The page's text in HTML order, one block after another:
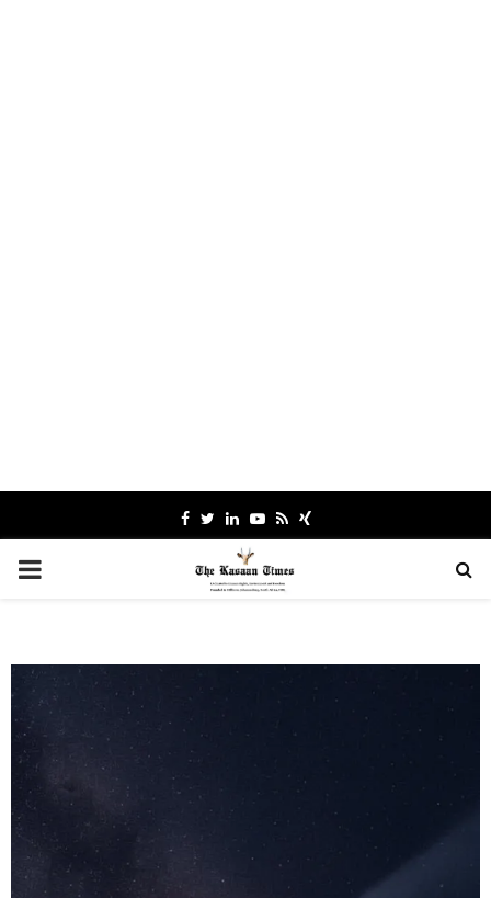
Facebook
TwitterLinkedinYoutube
RssXing
PRIMARY